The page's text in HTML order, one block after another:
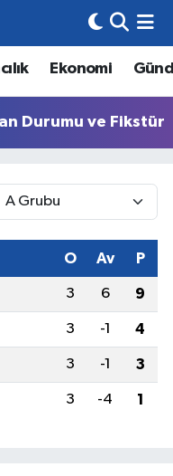
Ekonomi
Durumu ve Fikstür
O Av P
3 6 9
3 -1 4
3 -1 3
3 -4 1
Fikstür